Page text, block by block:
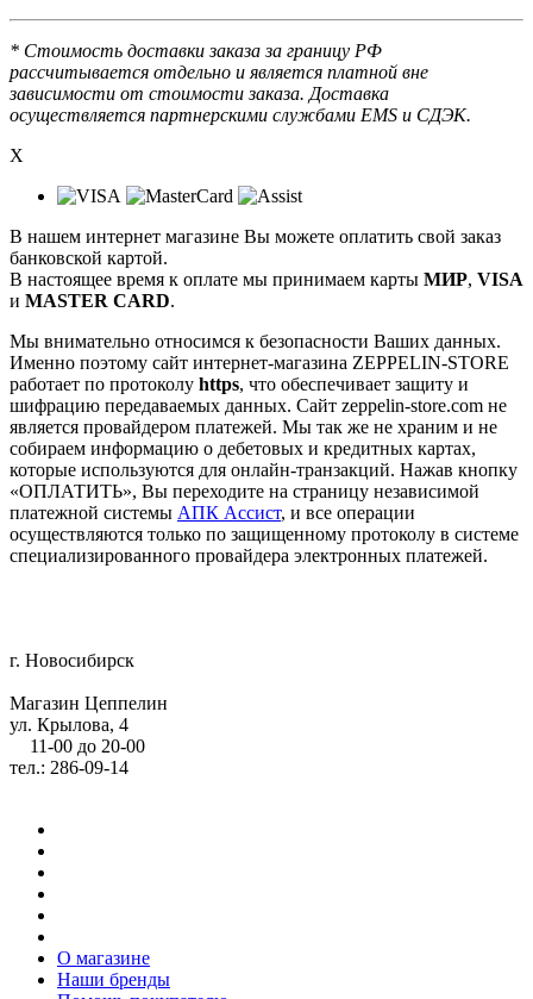
* Стоимость доставки заказа за границу РФ
рассчитывается отдельно и является платной вне
зависимости от стоимости заказа. Доставка
осуществляется партнерскими службами EMS и СДЭК.
X
В нашем интернет магазине Вы можете оплатить свой заказ
банковской картой.
В настоящее время к оплате мы принимаем карты МИР, VISA
и MASTER CARD.
Мы внимательно относимся к безопасности Ваших данных.
Именно поэтому сайт интернет-магазина ZEPPELIN-STORE
работает по протоколу https, что обеспечивает защиту и
шифрацию передаваемых данных. Сайт zeppelin-store.com не
является провайдером платежей. Мы так же не храним и не
собираем информацию о дебетовых и кредитных картах,
которые используются для онлайн-транзакций. Нажав кнопку
«ОПЛАТИТЬ», Вы переходите на страницу независимой
платежной системы АПК Ассист, и все операции
осуществляются только по защищенному протоколу в системе
специализированного провайдера электронных платежей.
г. Новосибирск
Магазин Цеппелин
ул. Крылова, 4
11-00 до 20-00
тел.: 286-09-14
О магазине
Наши бренды